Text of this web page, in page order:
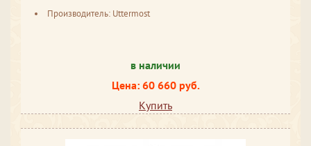
Производитель: Uttermost
в наличии
Цена: 60 660 руб.
Купить